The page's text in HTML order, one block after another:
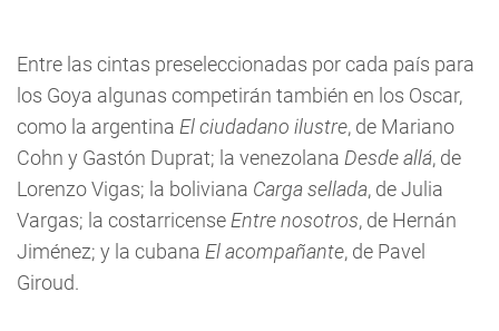
Entre las cintas preseleccionadas por cada país para
los Goya algunas competirán también en los Oscar,
como la argentina El ciudadano ilustre, de Mariano
Cohn y Gastón Duprat; la venezolana Desde allá, de
Lorenzo Vigas; la boliviana Carga sellada, de Julia
Vargas; la costarricense Entre nosotros, de Hernán
Jiménez; y la cubana El acompañante, de Pavel
Giroud.